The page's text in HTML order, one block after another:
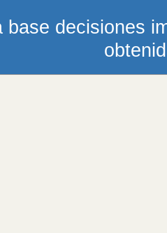
base decisiones